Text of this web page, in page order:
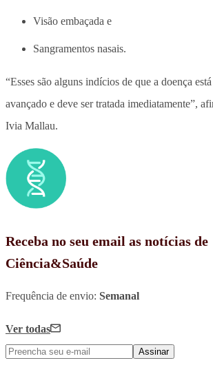
Visão embaçada e
Sangramentos nasais.
“Esses são alguns indícios de que a doença
avançado e deve ser tratada imediatamente”,
Ivia Mallau.
Receba no seu email as notícias de
Ciência&Saúde
Frequência de envio: Semanal
Ver todas
Assinar